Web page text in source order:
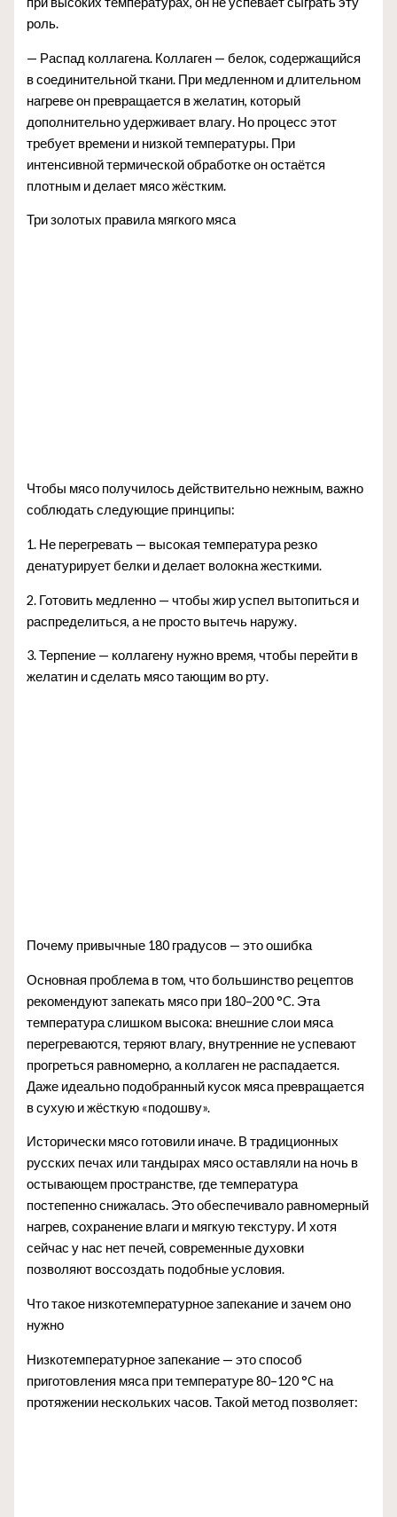
роль.
— Распад коллагена. Коллаген — белок, содержащийся
в соединительной ткани. При медленном и длительном
нагреве он превращается в желатин, который
дополнительно удерживает влагу. Но процесс этот
требует времени и низкой температуры. При
интенсивной термической обработке он остаётся
плотным и делает мясо жёстким.
Три золотых правила мягкого мяса
Чтобы мясо получилось действительно нежным, важно
соблюдать следующие принципы:
1. Не перегревать — высокая температура резко
денатурирует белки и делает волокна жесткими.
2. Готовить медленно — чтобы жир успел вытопиться и
распределиться, а не просто вытечь наружу.
3. Терпение — коллагену нужно время, чтобы перейти в
желатин и сделать мясо тающим во рту.
Почему привычные 180 градусов — это ошибка
Основная проблема в том, что большинство рецептов
рекомендуют запекать мясо при 180–200 °C. Эта
температура слишком высока: внешние слои мяса
перегреваются, теряют влагу, внутренние не успевают
прогреться равномерно, а коллаген не распадается.
Даже идеально подобранный кусок мяса превращается
в сухую и жёсткую «подошву».
Исторически мясо готовили иначе. В традиционных
русских печах или тандырах мясо оставляли на ночь в
остывающем пространстве, где температура
постепенно снижалась. Это обеспечивало равномерный
нагрев, сохранение влаги и мягкую текстуру. И хотя
сейчас у нас нет печей, современные духовки
позволяют воссоздать подобные условия.
Что такое низкотемпературное запекание и зачем оно
нужно
Низкотемпературное запекание — это способ
приготовления мяса при температуре 80–120 °C на
протяжении нескольких часов. Такой метод позволяет: